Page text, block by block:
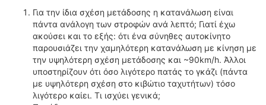
Για την ίδια σχέση μετάδοσης η κατανάλωση είναι
πάντα ανάλογη των στροφών ανά λεπτό; Γιατί έχω
ακούσει και το εξής: ότι ένα σύνηθες αυτοκίνητο
παρουσιάζει την χαμηλότερη κατανάλωση με κίνηση με
την υψηλότερη σχέση μετάδοσης και ~90km/h. Άλλοι
υποστηρίζουν ότι όσο λιγότερο πατάς το γκάζι (πάντα
με υψηλότερη σχέση στο κιβώτιο ταχυτήτων) τόσο
λιγότερο καίει. Tι ισχύει γενικά;
VIDEO
4TTV
ΝΕΑ ΜΟΝΤΕΛΑ
ΑΓΩΝΕΣ
CANDID CAMERA